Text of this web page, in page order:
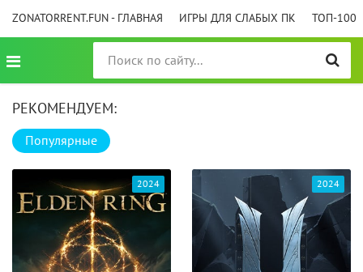
ZONATORRENT.FUN - ГЛАВНАЯ ИГРЫ ДЛЯ СЛАБЫХ ПК ТОП-100
РЕКОМЕНДУЕМ:
Популярные
2024 2024